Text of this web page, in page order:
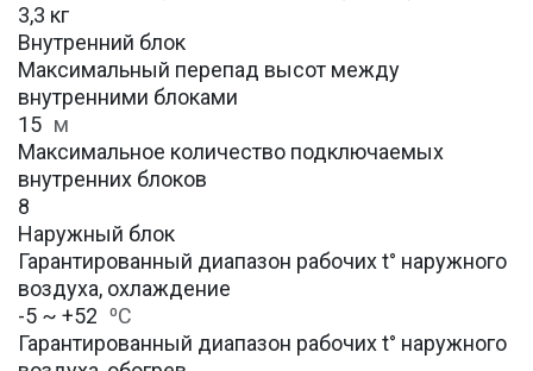
3,3 кг
Внутренний блок
Максимальный перепад высот между
внутренними блоками
15 м
Максимальное количество подключаемых
внутренних блоков
8
Наружный блок
Гарантированный диапазон рабочих t° наружного
воздуха, охлаждение
-5 ~ +52 ⁰С
Гарантированный диапазон рабочих t° наружного